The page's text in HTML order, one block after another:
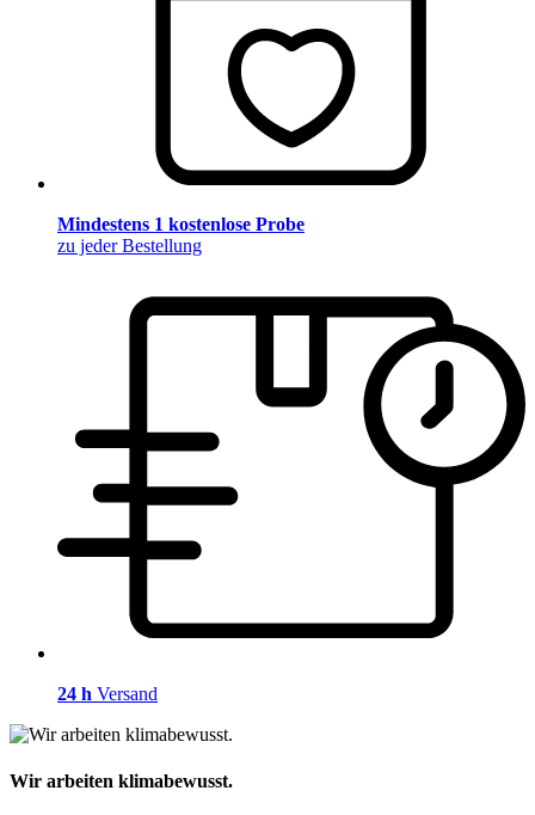
Mindestens 1 kostenlose Probe
zu jeder Bestellung
24 h Versand
Wir arbeiten klimabewusst.